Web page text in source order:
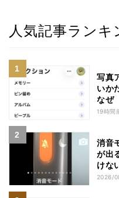
人気記事ランキ
写真
いか
なぜ
19時間
消音
が出
けな
2026/